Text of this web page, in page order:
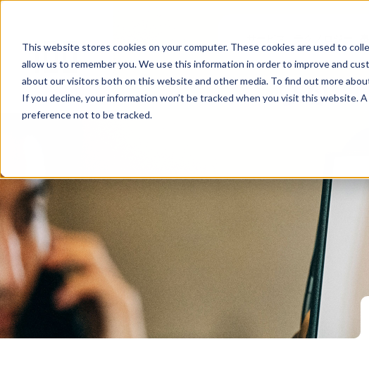
This website stores cookies on your computer. These cookies are used to
allow us to remember you. We use this information in order to improve and
about our visitors both on this website and other media. To find out more
If you decline, your information won’t be tracked when you visit this website.
preference not to be tracked.